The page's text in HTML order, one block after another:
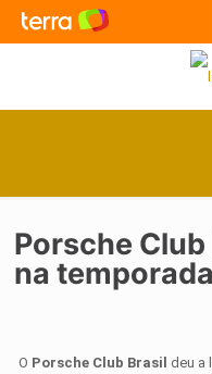
Porsche
na
O Porsche Club Brasil deu a